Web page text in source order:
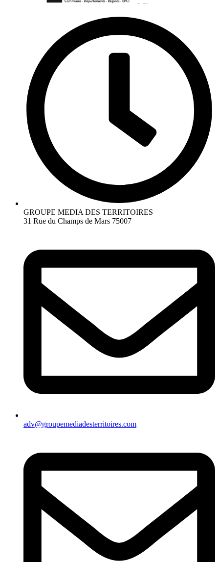
GROUPE MEDIA DES TERRITOIRES
31 Rue du Champs de Mars 75007
adv@groupemediadesterritoires.com